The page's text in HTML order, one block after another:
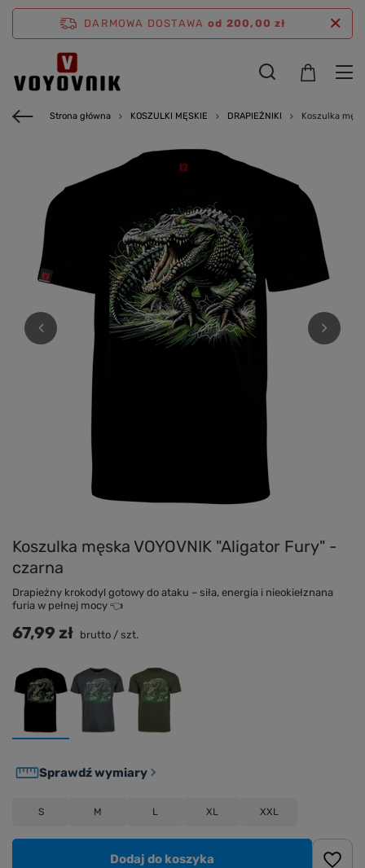
DARMOWA DOSTAWA od 200,00 zł
Strona główna KOSZULKI MĘSKIE DRAPIEŻNIKI Koszulka
Koszulka męska VOYOVNIK "Aligator Fury" -
czarna
Drapieżny krokodyl gotowy do ataku – siła, energia i nieokiełznana
furia w pełnej mocy 👈
S M L XL XXL
Sprawdź wymiary
67,99 zł brutto / szt.
Dodaj do koszyka